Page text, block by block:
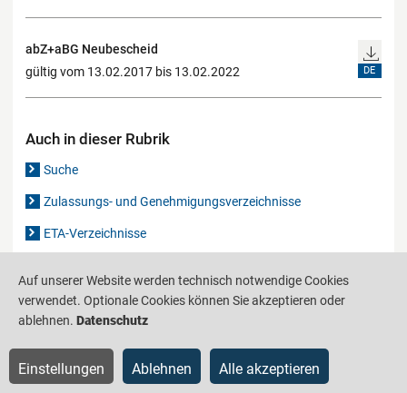
abZ+aBG Neubescheid
gültig vom 13.02.2017 bis 13.02.2022
DE
Auch in dieser Rubrik
Suche
Zulassungs- und Genehmigungsverzeichnisse
ETA-Verzeichnisse
Produktinformationsstelle für das Bauwesen
Barrierefreiheit Datenschutz Impressum Sitemap
Auf unserer Website werden technisch notwendige Cookies
verwendet. Optionale Cookies können Sie akzeptieren oder
ablehnen. Datenschutz
Einstellungen Ablehnen Alle akzeptieren